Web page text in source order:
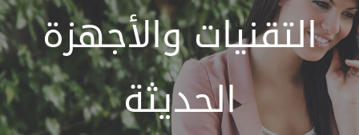
التقنيات والأجهزة
الحديثة